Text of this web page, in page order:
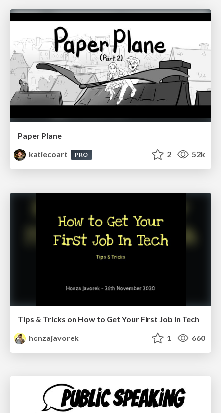
Paper Plane
katiecoart
PRO 2 52k
Tips & Tricks on How to Get Your First Job In Tech
honzajavorek
1 660